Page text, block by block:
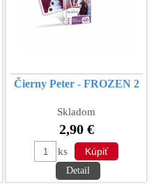
Čierny Peter - FROZEN 2
Skladom
2,90 €
ks
Detail